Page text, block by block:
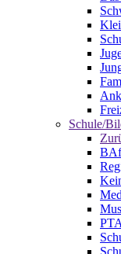
Schule/
PTA